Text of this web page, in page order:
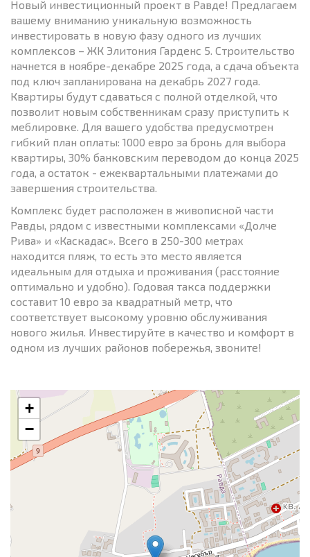
Новый инвестиционный проект в Равде! Предлагаем
вашему вниманию уникальную возможность
инвестировать в новую фазу одного из лучших
комплексов – ЖК Элитония Гарденс 5. Строительство
начнется в ноябре-декабре 2025 года, а сдача объекта
под ключ запланирована на декабрь 2027 года.
Квартиры будут сдаваться с полной отделкой, что
позволит новым собственникам сразу приступить к
меблировке. Для вашего удобства предусмотрен
гибкий план оплаты: 1000 евро за бронь для выбора
квартиры, 30% банковским переводом до конца 2025
года, а остаток - ежеквартальными платежами до
завершения строительства.
Комплекс будет расположен в живописной части
Равды, рядом с известными комплексами «Долче
Рива» и «Каскадас». Всего в 250-300 метрах
находится пляж, то есть это место является
идеальным для отдыха и проживания (расстояние
оптимально и удобно). Годовая такса поддержки
составит 10 евро за квадратный метр, что
соответствует высокому уровню обслуживания
нового жилья. Инвестируйте в качество и комфорт в
одном из лучших районов побережья, звоните!
+
−